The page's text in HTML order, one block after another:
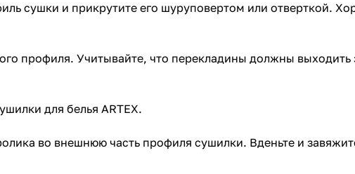
сушки и прикрутите его шуруповертом или отверткой.
профиля. Учитывайте, что перекладины должны выходить
для белья ARTEX.
во внешнюю часть профиля сушилки. Вденьте и